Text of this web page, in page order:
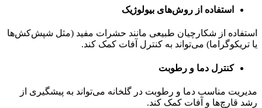
استفاده از روش‌های بیولوژیک
استفاده از شکارچیان طبیعی مانند حشرات مفید (مثل شپش‌کش‌ها
یا تریکوگراما) می‌تواند به کنترل آفات کمک کند.
کنترل دما و رطوبت
مدیریت مناسب دما و رطوبت در گلخانه می‌تواند به پیشگیری از
رشد قارچ‌ها و آفات کمک کند.